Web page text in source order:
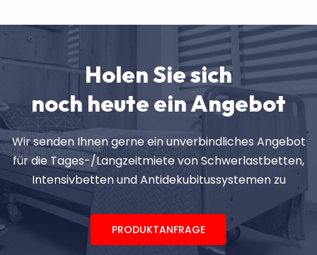
Holen Sie sich
noch heute ein Angebot
Wir senden Ihnen gerne ein unverbindliches Angebot
für die Tages-/Langzeitmiete von Schwerlastbetten,
Intensivbetten und Antidekubitussystemen zu
PRODUKTANFRAGE